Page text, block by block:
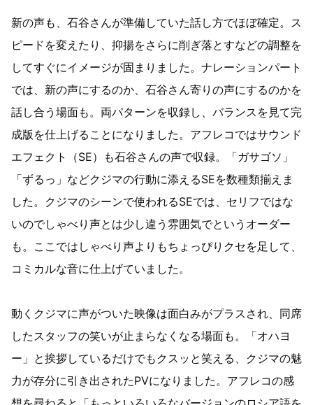
新の声も、石谷さんが準備していた話し方でほぼ確定。ス
ピードを変えたり、抑揚をさらに削ぎ落とすなどの調整を
してすぐにイメージが固まりました。ナレーションパート
では、新の声にするのか、石谷さん寄りの声にするのかを
話し合う場面も。両パターンを収録し、バランスを見て完
成版を仕上げることになりました。アフレコではサウンド
エフェクト（SE）も石谷さんの声で収録。「ガサゴソ」
「ずるっ」などクジマの行動に添えるSEを数種類揃えま
した。クジマのシーンで使われるSEでは、セリフではな
いのでしゃべり声とは少し違う雰囲気でというオーダー
も。ここではしゃべり声よりもちょっぴりクセを足して、
コミカルな音に仕上げていました。
動くクジマに声がついた映像は面白みがプラスされ、同席
したスタッフの笑いが止まらなくなる場面も。「オハヨ
ー」と挨拶しているだけでもクスッと笑える、クジマの魅
力が存分に引き出されたPVになりました。アフレコの感